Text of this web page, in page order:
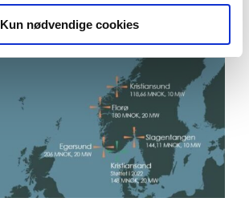
Kun nødvendige cookies